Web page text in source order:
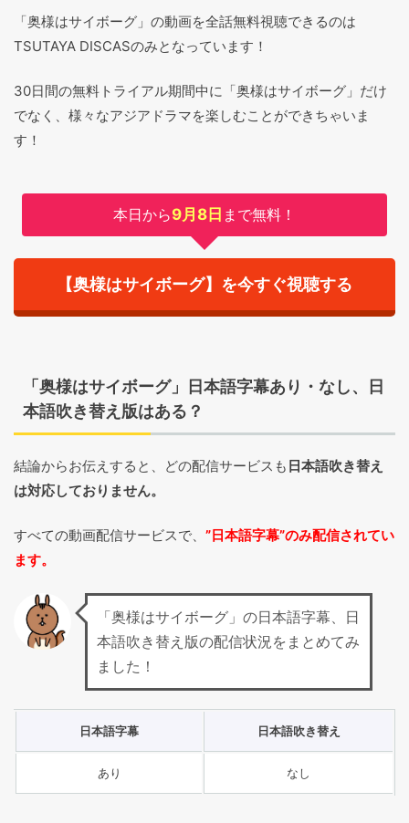
「奥様はサイボーグ」の動画を全話無料視聴できるのは
TSUTAYA DISCASのみとなっています！
30日間の無料トライアル期間中に「奥様はサイボーグ」だけ
でなく、様々なアジアドラマを楽しむことができちゃいま
す！
本日から9月8日 まで無料！
【奥様はサイボーグ】を今すぐ視聴する
「奥様はサイボーグ」日本語字幕あり・なし、日
本語吹き替え版はある？
結論からお伝えすると、どの配信サービスも 日本語吹き替え
は対応しておりません。
すべての動画配信サービスで、 ”日本語字幕”のみ配信されてい
ます。
「奥様はサイボーグ」の日本語字幕、日
本語吹き替え版の配信状況をまとめてみ
ました！
日本語字幕 日本語吹き替え
あり なし